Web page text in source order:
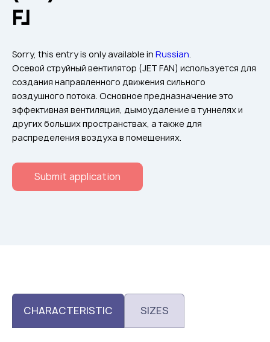
Flame arresters
Ventilation articles
Filtres
Accessory components
Горнодобывающая отрасль
FJ
Sorry, this entry is only available in Russian.
Осевой струйный вентилятор (JET FAN) используется для
создания направленного движения сильного
воздушного потока. Основное предназначение это
эффективная вентиляция, дымоудаление в туннелях и
других больших пространствах, а также для
распределения воздуха в помещениях.
Submit application
CHARACTERISTIC SIZES